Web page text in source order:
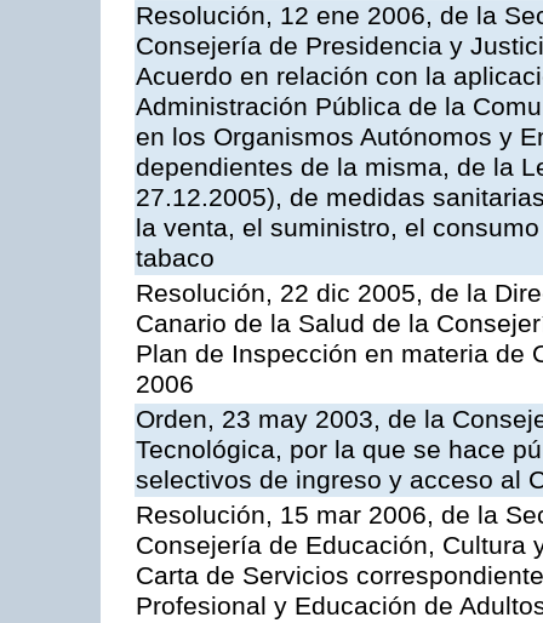
Resolución, 12 ene 2006, de la
Consejería de Presidencia y
Acuerdo en relación con la
Administración Pública de la
en los Organismos Autónomos y
dependientes de la misma, de la
27.12.2005), de medidas
la venta, el suministro, el
tabaco
Resolución, 22 dic 2005, de la
Canario de la Salud de la
Plan de Inspección en materia de
2006
Orden, 23 may 2003, de la
Tecnológica, por la que se hace
selectivos de ingreso y acceso al
Resolución, 15 mar 2006, de la
Consejería de Educación, Cultura
Carta de Servicios
Profesional y Educación de